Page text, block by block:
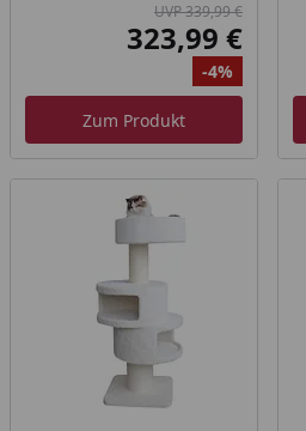
UVP 339,99 €
323,99 €
Rabatt
-4%
Zum Produkt